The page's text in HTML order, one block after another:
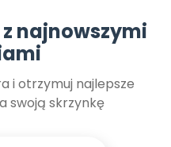
najnowszymi
i otrzymuj najlepsze
swoją skrzynkę